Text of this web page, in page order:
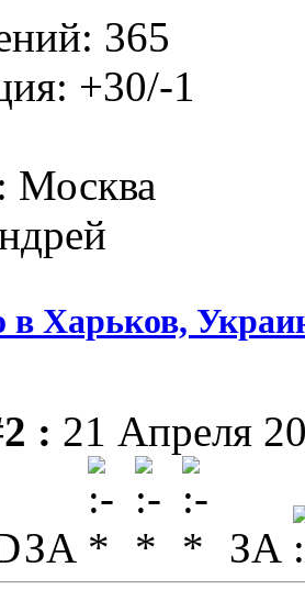
365
+30/-1
Москва
Харьков,
: 21 Апреля
ЗА ЗА